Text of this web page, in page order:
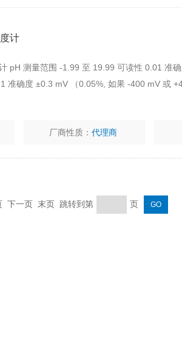
计
pH 测量范围 -1.99 至 19.99 可读性 0.01 准
准确度 ±0.3 mV （0.05%, 如果 -400 mV 或
厂商性质：代理商
下一页 末页 跳转到第 页